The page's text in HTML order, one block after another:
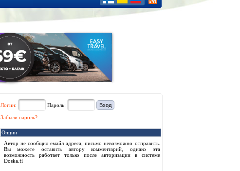
Логин: Пароль:
Забыли пароль?
Опции
Автор не сообщил емайл адреса, письмо невозможно отправить.
Вы можете оставить автору комментарий, однако эта
возможность работает только после авторизации в системе
Doska.fi